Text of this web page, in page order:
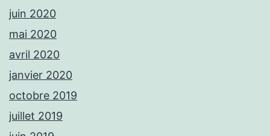
juin 2020
mai 2020
avril 2020
janvier 2020
octobre 2019
juillet 2019